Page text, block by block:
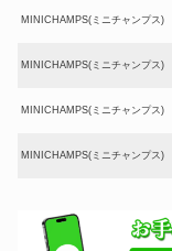
MINICHAMPS(ミニチャンプス)
MINICHAMPS(ミニチャンプス)
MINICHAMPS(ミニチャンプス)
MINICHAMPS(ミニチャンプス)